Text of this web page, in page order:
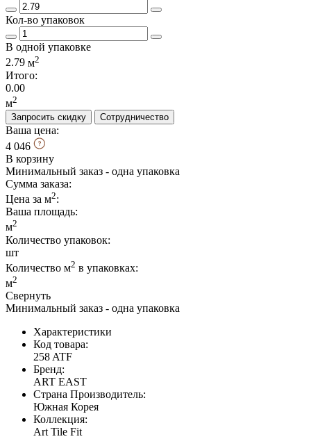
Кол-во упаковок
В одной упаковке
2.79 м2
Итого:
0.00
м2
Запросить скидку
Сотрудничество
Ваша цена:
4 046
В корзину
Минимальный заказ - одна упаковка
Сумма заказа:
Цена за м2:
Ваша площадь:
м2
Количество упаковок:
шт
Количество м2 в упаковках:
м2
Свернуть
Минимальный заказ - одна упаковка
Характеристики
Код товара:
258 ATF
Бренд:
ART EAST
Страна Производитель:
Южная Корея
Коллекция:
Art Tile Fit